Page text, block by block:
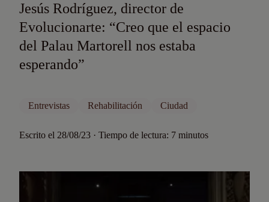
Jesús Rodríguez, director de
Evolucionarte: “Creo que el espacio
del Palau Martorell nos estaba
esperando”
Entrevistas Rehabilitación Ciudad
Escrito el 28/08/23 · Tiempo de lectura: 7 minutos